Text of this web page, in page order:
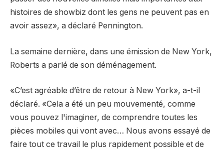
histoires de showbiz dont les gens ne peuvent pas en
avoir assez», a déclaré Pennington.
La semaine dernière, dans une émission de New York,
Roberts a parlé de son déménagement.
«C’est agréable d’être de retour à New York», a-t-il
déclaré. «Cela a été un peu mouvementé, comme
vous pouvez l'imaginer, de comprendre toutes les
pièces mobiles qui vont avec… Nous avons essayé de
faire tout ce travail le plus rapidement possible et de